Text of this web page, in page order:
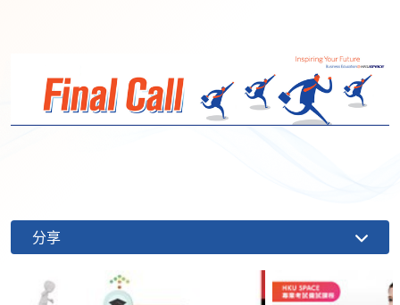
分享